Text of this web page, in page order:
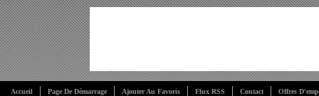
Accueil Page De Démarrage Ajouter Au Favoris Flux RSS Contact Offres